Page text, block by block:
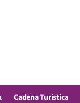
Cadena Turística